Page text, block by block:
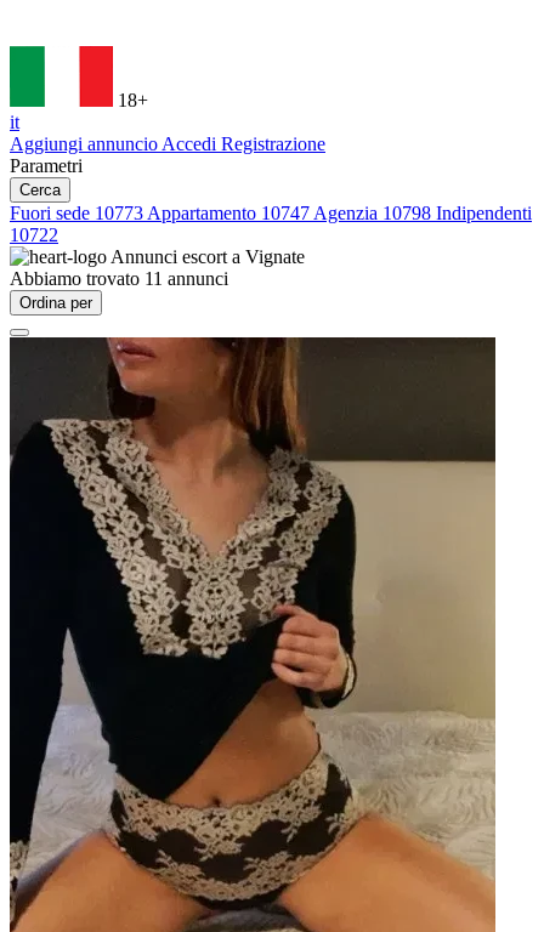
18+
it
Aggiungi annuncio Accedi Registrazione
Parametri
Cerca
Fuori sede 10773 Appartamento 10747 Agenzia 10798 Indipendenti
10722
Annunci escort a Vignate
Abbiamo trovato 11 annunci
Ordina per